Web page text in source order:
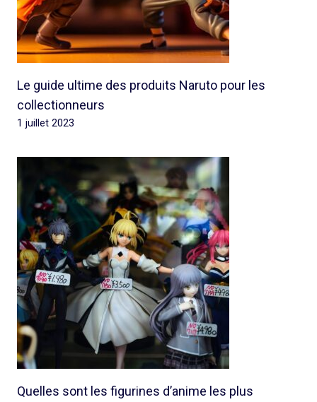
Le guide ultime des produits Naruto pour les
collectionneurs
1 juillet 2023
Quelles sont les figurines d’anime les plus